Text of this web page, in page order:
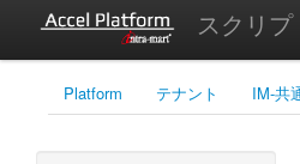
スクリ
Platform テナント IM-共